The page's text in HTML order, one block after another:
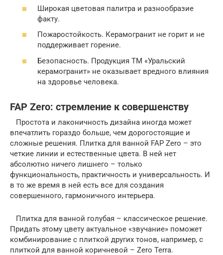
Широкая цветовая палитра и разнообразие
факту.
Пожаростойкость. Керамогранит не горит и не
поддерживает горение.
Безопасность. Продукция ТМ «Уральский
керамогранит» не оказывает вредного влияния
на здоровье человека.
FAP Zero: стремление к совершенству
Простота и лаконичность дизайна иногда может
впечатлить гораздо больше, чем дорогостоящие и
сложные решения. Плитка для ванной FAP Zero – это
четкие линии и естественные цвета. В ней нет
абсолютно ничего лишнего – только
функциональность, практичность и универсальность. И
в то же время в ней есть все для создания
совершенного, гармоничного интерьера.
Плитка для ванной голубая – классическое решение.
Придать этому цвету актуальное «звучание» поможет
комбинирование с плиткой других тонов, например, с
плиткой для ванной коричневой – Zero Terra.